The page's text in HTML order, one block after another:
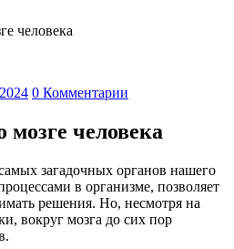
человека
0 Комментарии
человека
загадочных органов нашего
в организме, позволяет
решения. Но, несмотря на
вокруг мозга до сих пор